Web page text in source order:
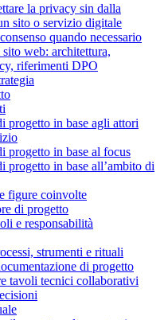
la privacy sin dalla
sito o servizio digitale
quando necessario
web: architettura,
riferimenti DPO
progetto in base agli attori
progetto in base al focus
progetto in base all’ambito di
figure coinvolte
di progetto
e responsabilità
strumenti e rituali
di progetto
tavoli tecnici collaborativi